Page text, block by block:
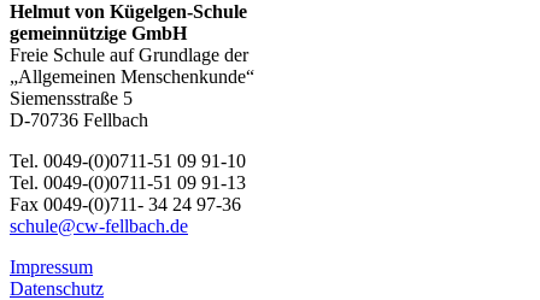
Helmut von Kügelgen-Schule
gemeinnützige GmbH
Freie Schule auf Grundlage der
„Allgemeinen Menschenkunde“
Siemensstraße 5
D-70736 Fellbach
Tel. 0049-(0)0711-51 09 91-10
Tel. 0049-(0)0711-51 09 91-13
Fax 0049-(0)711- 34 24 97-36
schule@cw-fellbach.de
Impressum
Datenschutz